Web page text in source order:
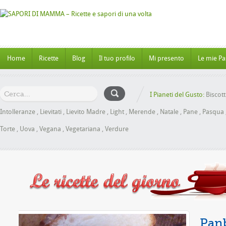
Home Ricette Blog Il tuo profilo Mi presento Le mie
I Pianeti del Gusto:
Intolleranze , Lievitati , Lievito Madre , Light , Merende , Natale , Pane , Pasqua
Torte , Uova , Vegana , Vegetariana , Verdure
senza